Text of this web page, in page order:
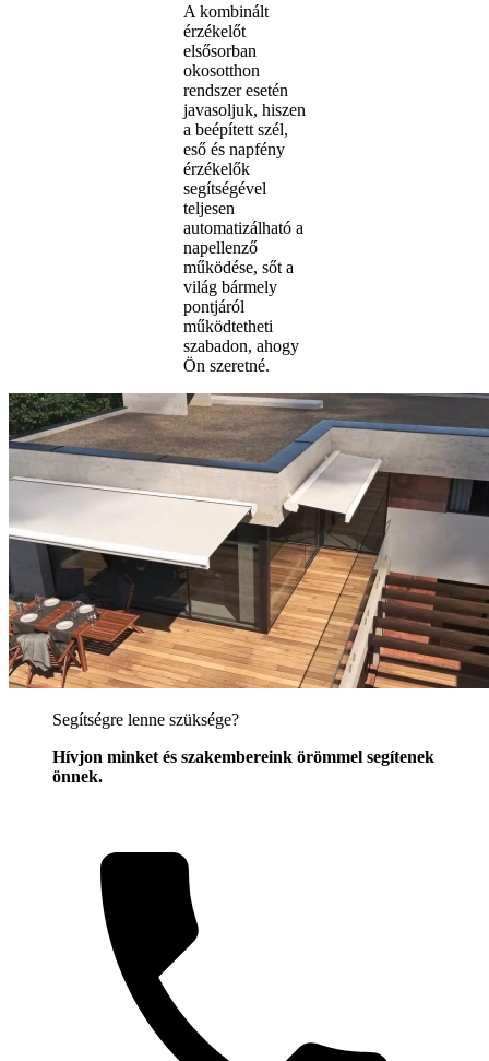
A kombinált
érzékelőt
elsősorban
okosotthon
rendszer esetén
javasoljuk, hiszen
a beépített szél,
eső és napfény
érzékelők
segítségével
teljesen
automatizálható a
napellenző
működése, sőt a
világ bármely
pontjáról
működtetheti
szabadon, ahogy
Ön szeretné.
Segítségre lenne szüksége?
Hívjon minket és szakembereink örömmel segítenek
önnek.